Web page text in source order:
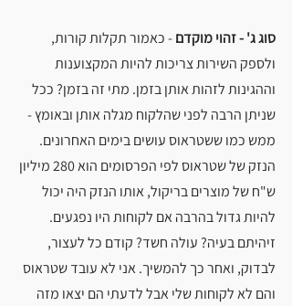
סוג ג' - זהוי מוקדם - כאמור תקלות קורות,
ולספק השירות צריכות להיות המקצוענות
וההגינות לזהות אותן בזמן. מתי זה בזמן? ככל
שניתן הרבה לפני שהלקוח מגלה אותן ובאומץ -
ממש כמו ששטראוס עושים בימים האחרונים.
הנזק של שטראוס לפי הפרסומים הוא 280 מיליון
ש"ח של מוצרים בריקול, אותו הנזק היה יכול
להיות גדול בהרבה אם לקוחות היו נפגעים.
זיהיתם בעיה? עולה חשד? קודם כל לעצור,
לבדוק, ואחר כך להמשיך. אני לא עובד שטראוס
והם לא לקוחות שלי אבל לדעתי הם יצאו מזה